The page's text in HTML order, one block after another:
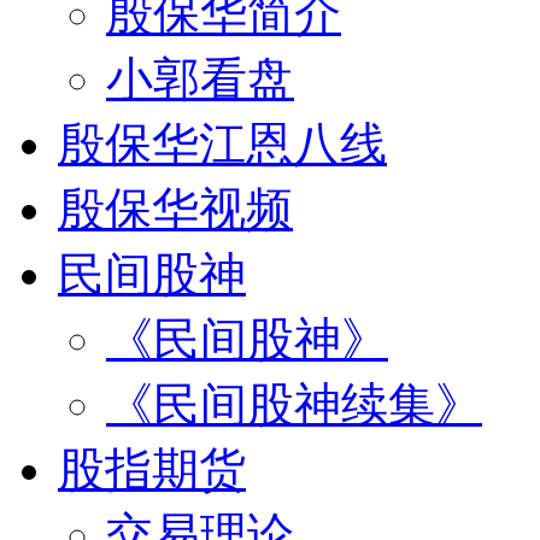
殷保华简介
小郭看盘
殷保华江恩八线
殷保华视频
民间股神
《民间股神》
《民间股神续集》
股指期货